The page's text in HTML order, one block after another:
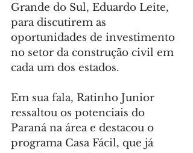
Grande do Sul, Eduardo Leite,
para discutirem as
oportunidades de investimento
no setor da construção civil em
cada um dos estados.
Em sua fala, Ratinho Junior
ressaltou os potenciais do
Paraná na área e destacou o
programa Casa Fácil, que já